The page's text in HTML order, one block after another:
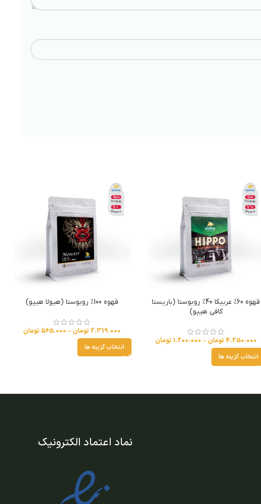
قهوه 60% عربیکا 40% روبوستا (باریستا
کافی هیپو)
4.250.000 تومان–
1.200.000 تومان
انتخاب گزینه ها
قهوه 100% روبوستا (هیولا هیپو)
2.319.000 تومان–
565.000 تومان
انتخاب گزینه ها
نماد اعتماد الکترونیک